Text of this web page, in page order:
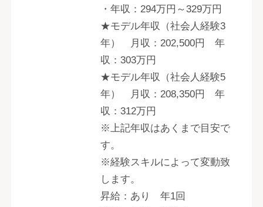
・年収：294万円～329万円
★モデル年収（社会人経験3
年） 月収：202,500円 年
収：303万円
★モデル年収（社会人経験5
年） 月収：208,350円 年
収：312万円
※上記年収はあくまで目安で
す。
※経験スキルによって変動致
します。
昇給：あり 年1回